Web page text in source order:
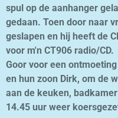
spul op de aanhanger
gedaan. Toen door naar
geslapen en hij heeft de
voor m'n CT906 radio/
Goor voor een
en hun zoon Dirk, om de
aan de keuken,
14.45 uur weer